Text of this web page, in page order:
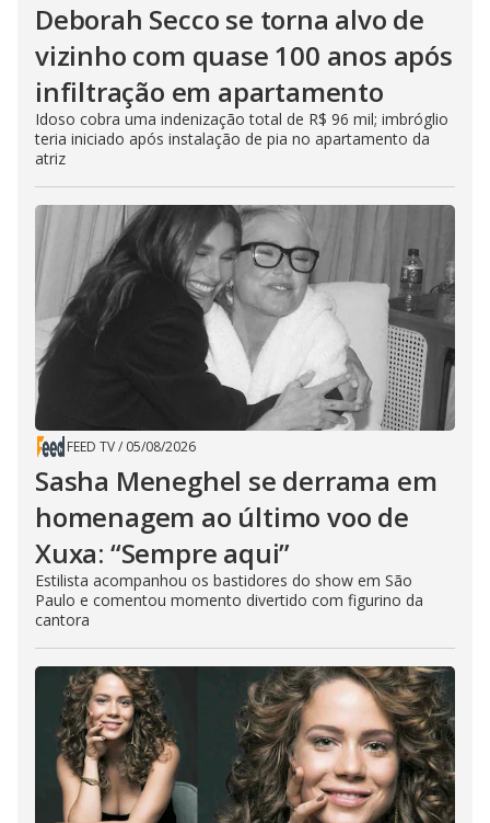
Deborah Secco se torna alvo de
vizinho com quase 100 anos após
infiltração em apartamento
Idoso cobra uma indenização total de R$ 96 mil; imbróglio
teria iniciado após instalação de pia no apartamento da
atriz
FEED TV/ 05/08/2026
Sasha Meneghel se derrama em
homenagem ao último voo de
Xuxa: “Sempre aqui”
Estilista acompanhou os bastidores do show em São
Paulo e comentou momento divertido com figurino da
cantora